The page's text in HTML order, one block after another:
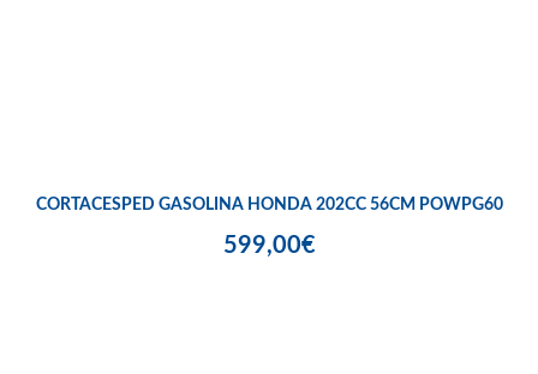
CORTACESPED GASOLINA HONDA 202CC 56CM POWPG60
599,00€